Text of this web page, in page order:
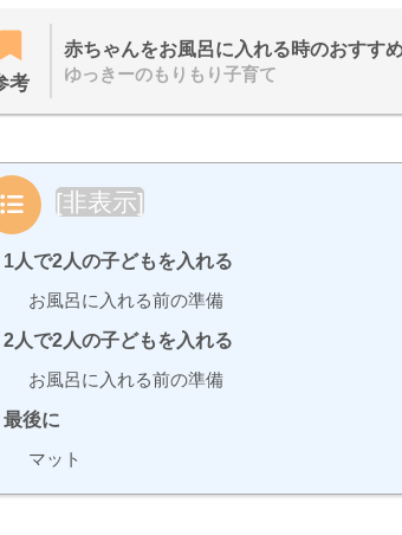
考
赤ちゃんをお風呂に入れる時のおすす
ゆっきーのもりもり子育て
[非表示]
1人で2人の子どもを入れる
お風呂に入れる前の準備
2人で2人の子どもを入れる
お風呂に入れる前の準備
最後に
マット